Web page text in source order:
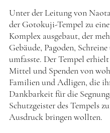
Unter der Leitung von
der Gotokuji-Tempel zu
Komplex ausgebaut, der
Gebäude, Pagoden,
umfasste. Der Tempel
Mittel und Spenden von
Familien und Adligen, die
Dankbarkeit für die
Schutzgeister des Tempels
Ausdruck bringen wollten.